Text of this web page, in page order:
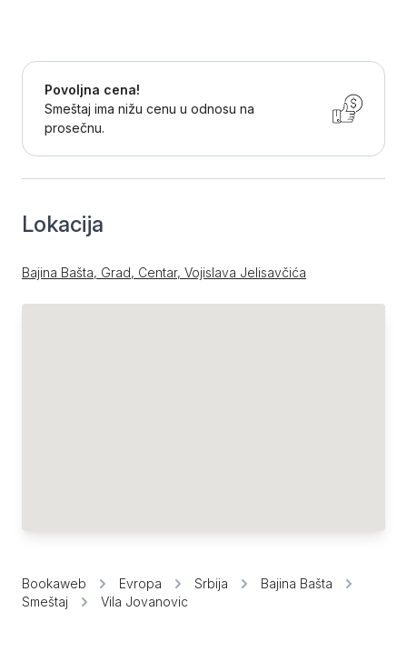
Povoljna cena!
Smeštaj ima nižu cenu u odnosu na
prosečnu.
Lokacija
Bajina Bašta, Grad, Centar, Vojislava Jelisavčića
Bookaweb Evropa Srbija
Bajina Bašta
Smeštaj
Vila Jovanovic